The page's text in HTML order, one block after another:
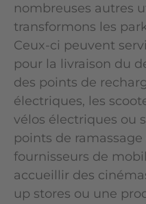
nombreuses autres
transformons les
Ceux-ci peuvent
pour la livraison du
des points de
électriques, les
vélos électriques ou
points de
fournisseurs de
accueillir des
up stores ou une